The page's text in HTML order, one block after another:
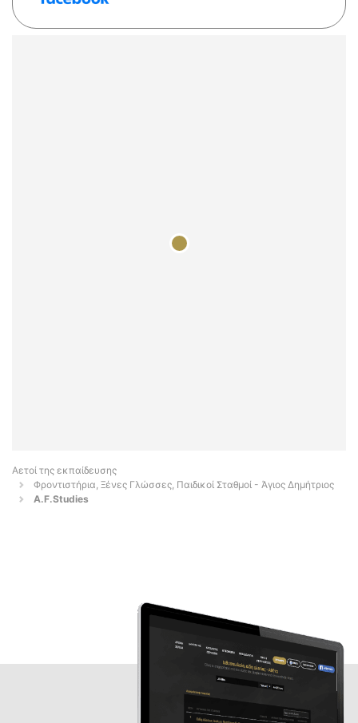
Αετοί της εκπαίδευσης
Φροντιστήρια, Ξένες Γλώσσες, Παιδικοί Σταθμοί - Άγιος Δημήτριος
A.F.Studies